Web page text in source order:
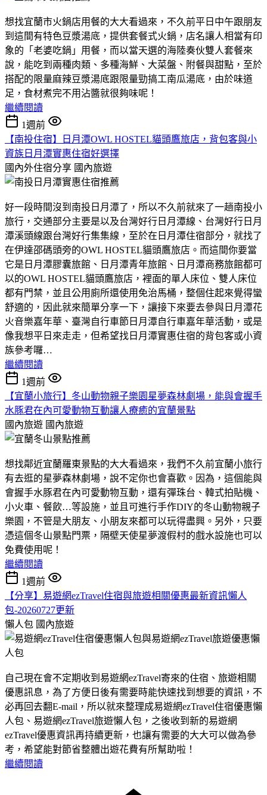
想找宜蘭市火鍋店用餐的大大看過來，不久前平日中午跟朋友
到這間有特色豆漿湯底，提供套餐式火鍋，店名讓人相當有印
象的「老婆吃鍋」用餐，而以當天選的海陸奏伙雙人套餐來
說，能吃到兩種肉類、多種海鮮、大菜盤、附餐與甜點，至於
搭配的限量麻辣豆漿湯底跟限量勁搞工南瓜湯底，由於味道
足，食材煮完不用沾醬就很夠味呢！
繼續閱讀
1週前
【南投住宿】日月潭OWL HOSTEL貓頭鷹旅店，背包客與小
資族日月潭實惠住宿好選擇
國內外住宿分享 國內旅遊
好一段時間沒到南投日月潭了，所以不久前就來了一趟南投小
旅行，交通部分主要是以及台灣好行日月潭線、台灣好行日月
潭溪頭線跟台灣好行集集線，至於在日月潭住宿部分，就找了
在伊達邵碼頭旁的OWL HOSTEL貓頭鷹旅店。而這間你要當
它是日月潭膠囊旅館、日月潭青年旅館、日月潭商務旅館都可
以的OWL HOSTEL貓頭鷹旅店，裡面的單人床位、雙人床位
都有門禁，並且公用廁所還使用免治馬桶，整個住起來覺得蠻
舒適的，因此就來簡單分享一下，讓接下來要去參與日月潭花
火音樂嘉年華、臺灣自行車節日月潭自行車嘉年華活動，或是
像我想平日來走走，但希望找日月潭實惠住宿的背包客或小資
族參考囉…
繼續閱讀
1週前
【宜蘭小旅行】冬山動物親子樂園星夢森林劇場，能與會握手
水豚君在內可愛動物互動讓人療癒的宜蘭景點
國內旅遊 國內旅遊
想找鄰近宜蘭羅東景點的大大看過來，我們不久前宜蘭小旅行
有去逛的星夢森林劇場，說不定你也會喜歡。因為，這個能與
會握手水豚君在內可愛動物互動，還有彈珠台、韓式拍貼機、
小火車、餐飲…等設施，並且可進行手作DIY的冬山動物親子
樂園，不管是大朋友、小朋友來都可以玩得盡興。另外，只要
憑這個冬山景點門票，隔壁天使星夢渡假村的戲水設施也可以
免費使用呢！
繼續閱讀
1週前
【分享】易遊網ezTravel住宿與旅遊相關優惠最新資訊懶人
包-20260727更新
懶人包 國內旅遊
自己現在會不定期收到易遊網ezTravel寄來的住宿、旅遊相關
優惠訊息，為了方便日後有需要時能快速找到想要的資訊，不
必再回去翻E-mail，所以就來整理成易遊網ezTravel住宿優惠懶
人包、易遊網ezTravel旅遊懶人包，之後收到新的易遊網
ezTravel優惠資訊再持續更新，也讓有需要的大大可以做為參
考，希望能對節省整體出遊花費有所幫助啦！
繼續閱讀